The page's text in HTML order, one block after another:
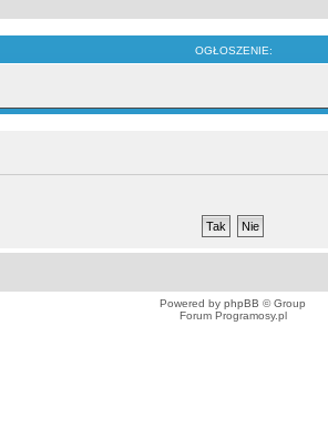
OGŁOSZENIE:
Powered by phpBB © Group
Forum Programosy.pl